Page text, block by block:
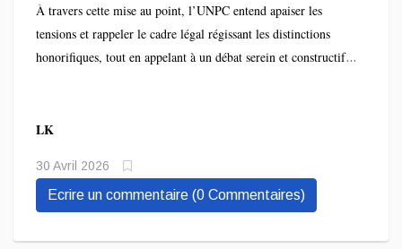
métier .
À travers cette mise au point, l’UNPC entend apaiser les
tensions et rappeler le cadre légal régissant les distinctions
honorifiques, tout en appelant à un débat serein et constructif
LK
30 Avril 2026
Ecrire un commentaire (0 Commentaires)